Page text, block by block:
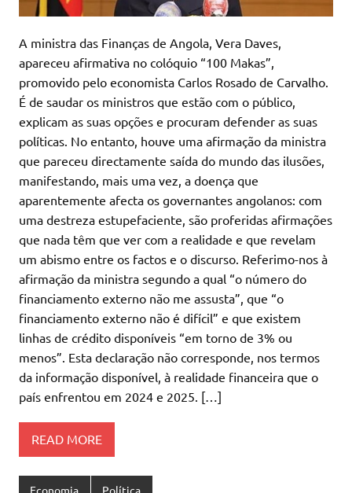
A ministra das Finanças de Angola, Vera Daves,
apareceu afirmativa no colóquio “100 Makas”,
promovido pelo economista Carlos Rosado de Carvalho.
É de saudar os ministros que estão com o público,
explicam as suas opções e procuram defender as suas
políticas. No entanto, houve uma afirmação da ministra
que pareceu directamente saída do mundo das ilusões,
manifestando, mais uma vez, a doença que
aparentemente afecta os governantes angolanos: com
uma destreza estupefaciente, são proferidas afirmações
que nada têm que ver com a realidade e que revelam
um abismo entre os factos e o discurso. Referimo-nos à
afirmação da ministra segundo a qual “o número do
financiamento externo não me assusta”, que “o
financiamento externo não é difícil” e que existem
linhas de crédito disponíveis “em torno de 3% ou
menos”. Esta declaração não corresponde, nos termos
da informação disponível, à realidade financeira que o
país enfrentou em 2024 e 2025. […]
READ MORE
Economia Política